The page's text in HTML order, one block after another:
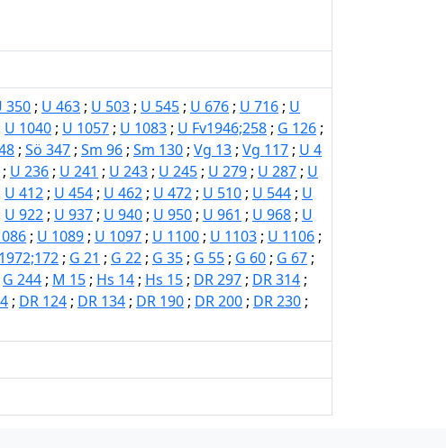
350 ; U 463 ; U 503 ; U 545 ; U 676 ; U 716 ; U
U 1040 ; U 1057 ; U 1083 ; U Fv1946;258 ; G 126 ;
; Sö 347 ; Sm 96 ; Sm 130 ; Vg 13 ; Vg 117 ; U 4
; U 236 ; U 241 ; U 243 ; U 245 ; U 279 ; U 287 ; U
U 412 ; U 454 ; U 462 ; U 472 ; U 510 ; U 544 ; U
U 922 ; U 937 ; U 940 ; U 950 ; U 961 ; U 968 ; U
; U 1089 ; U 1097 ; U 1100 ; U 1103 ; U 1106 ;
; G 21 ; G 22 ; G 35 ; G 55 ; G 60 ; G 67 ;
G 244 ; M 15 ; Hs 14 ; Hs 15 ; DR 297 ; DR 314 ;
; DR 124 ; DR 134 ; DR 190 ; DR 200 ; DR 230 ;